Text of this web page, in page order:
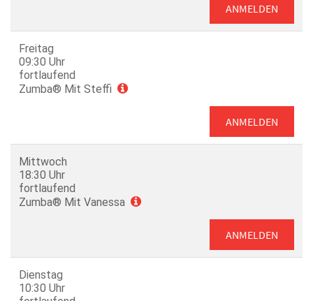
ANMELDEN
Freitag
09:30 Uhr
fortlaufend
Zumba® Mit Steffi
ANMELDEN
Mittwoch
18:30 Uhr
fortlaufend
Zumba® Mit Vanessa
ANMELDEN
Dienstag
10:30 Uhr